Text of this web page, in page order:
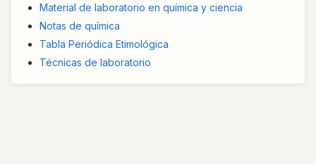
Material de laboratorio en química y ciencia
Notas de química
Tabla Periódica Etimológica
Técnicas de laboratorio